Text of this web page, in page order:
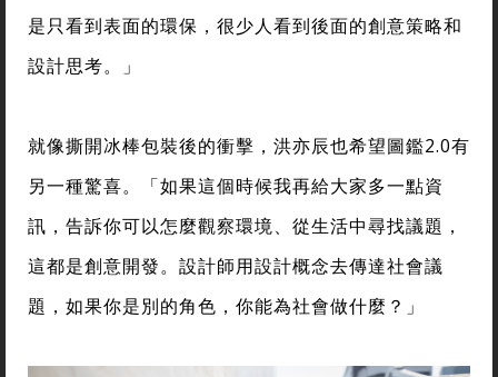
是只看到表面的環保，很少人看到後面的創意策略和
設計思考。」
就像撕開冰棒包裝後的衝擊，洪亦辰也希望圖鑑2.0有
另一種驚喜。「如果這個時候我再給大家多一點資
訊，告訴你可以怎麼觀察環境、從生活中尋找議題，
這都是創意開發。設計師用設計概念去傳達社會議
題，如果你是別的角色，你能為社會做什麼？」